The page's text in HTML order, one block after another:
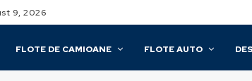
9, 2026
FLOTE DE CAMIOANE FLOTE AUTO